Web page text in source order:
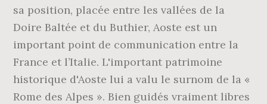
sa position, placée entre les vallées de la
Doire Baltée et du Buthier, Aoste est un
important point de communication entre la
France et l’Italie. L'important patrimoine
historique d'Aoste lui a valu le surnom de la «
Rome des Alpes ». Bien guidés vraiment libres